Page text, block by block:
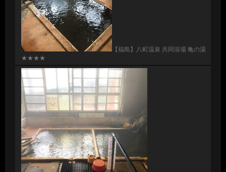
【福島】八町温泉 共同浴場 亀の湯
★★★★